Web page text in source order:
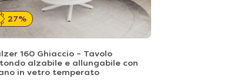
27%
160 Ghiaccio – Tavolo
alzabile e allungabile con
in vetro temperato